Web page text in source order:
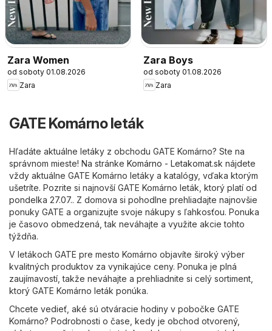
Zara Women
od soboty 01.08.2026
Zara
Zara Boys
od soboty 01.08.2026
Zara
GATE Komárno leták
Hľadáte aktuálne letáky z obchodu GATE Komárno? Ste na
správnom mieste! Na stránke Komárno - Letakomat.sk nájdete
vždy aktuálne GATE Komárno letáky a katalógy, vďaka ktorým
ušetríte. Pozrite si najnovší GATE Komárno leták, ktorý platí od
pondelka 27.07.. Z domova si pohodlne prehliadajte najnovšie
ponuky GATE a organizujte svoje nákupy s ľahkosťou. Ponuka
je časovo obmedzená, tak neváhajte a využite akcie tohto
týždňa.
V letákoch GATE pre mesto Komárno objavíte široký výber
kvalitných produktov za vynikajúce ceny. Ponuka je plná
zaujímavostí, takže neváhajte a prehliadnite si celý sortiment,
ktorý GATE Komárno leták ponúka.
Chcete vedieť, aké sú otváracie hodiny v pobočke GATE
Komárno? Podrobnosti o čase, kedy je obchod otvorený,